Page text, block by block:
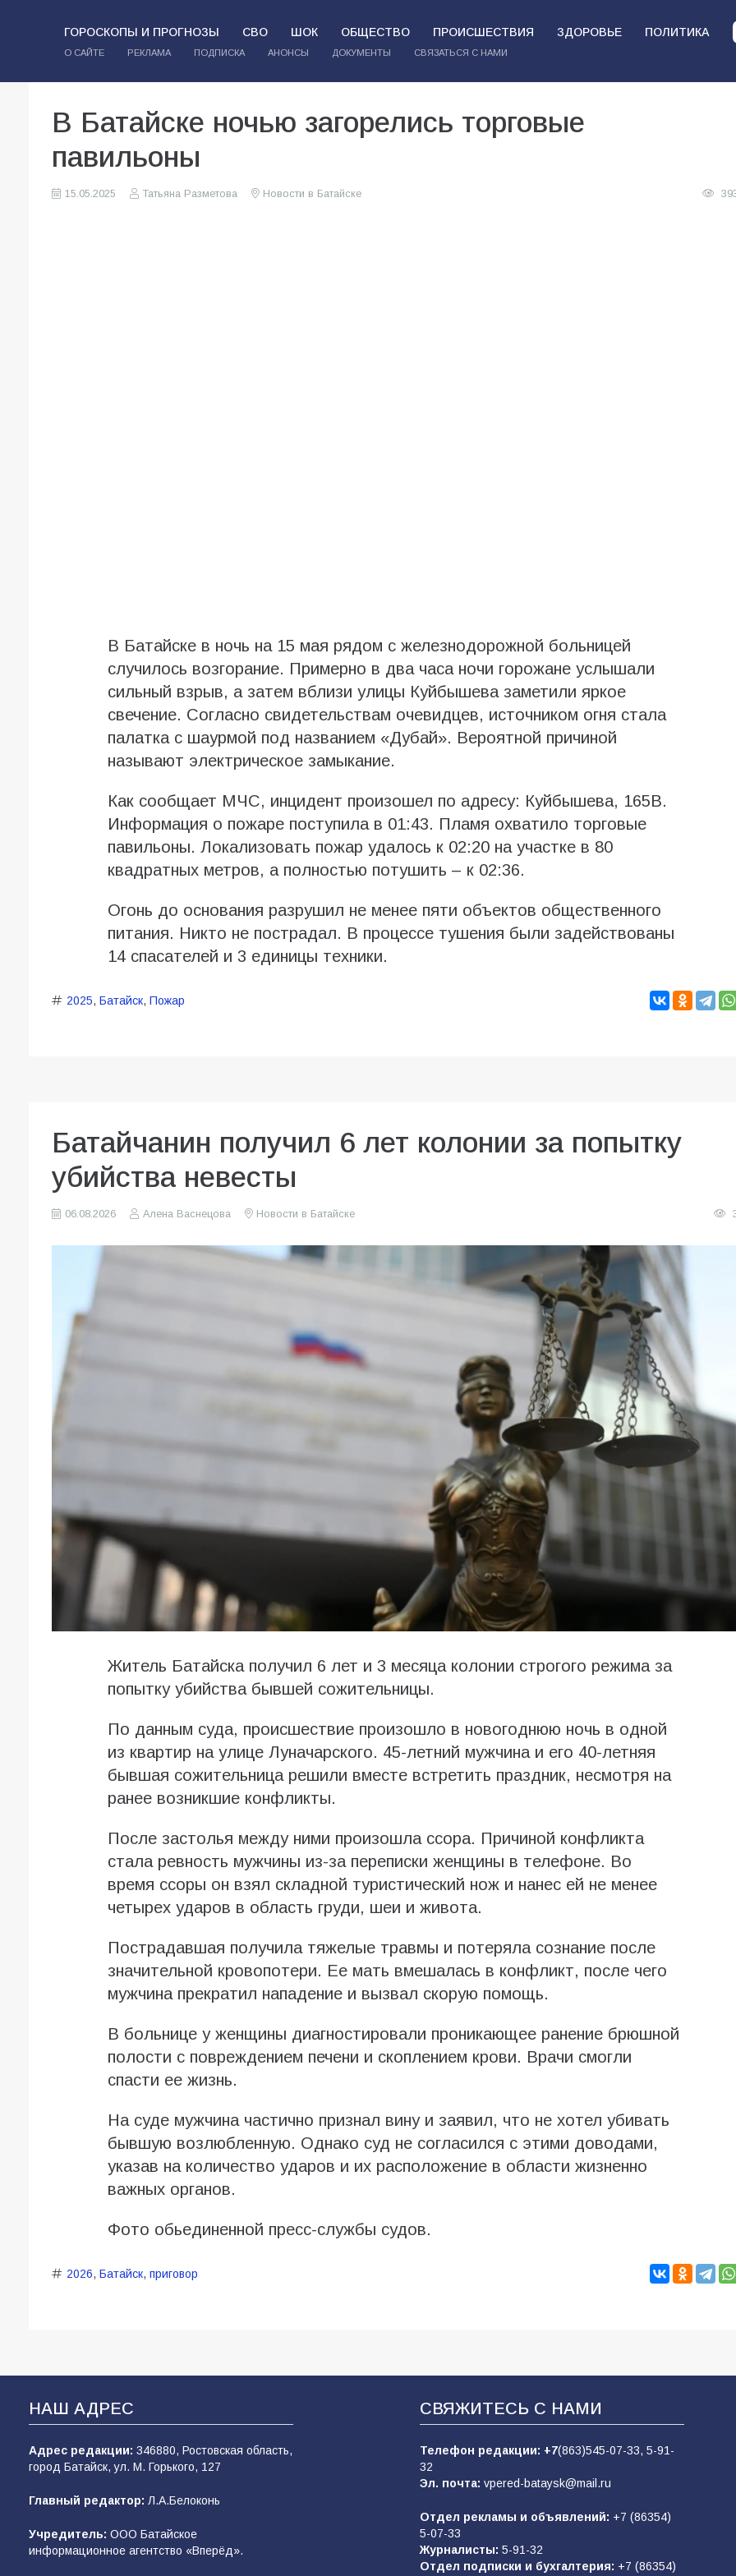
ГОРОСКОПЫ И ПРОГНОЗЫ СВО ШОК ОБЩЕСТВО ПРОИСШЕСТВИЯ ЗДОРОВЬЕ ПОЛИТИКА
О САЙТЕ РЕКЛАМА ПОДПИСКА АНОНСЫ ДОКУМЕНТЫ СВЯЗАТЬСЯ С НАМИ
В Батайске ночью загорелись торговые
павильоны
15.05.2025 Татьяна Разметова Новости в Батайске
В Батайске в ночь на 15 мая рядом с железнодорожной больницей
случилось возгорание. Примерно в два часа ночи горожане услышали
сильный взрыв, а затем вблизи улицы Куйбышева заметили яркое
свечение. Согласно свидетельствам очевидцев, источником огня стала
палатка с шаурмой под названием «Дубай». Вероятной причиной
называют электрическое замыкание.
Как сообщает МЧС, инцидент произошел по адресу: Куйбышева, 165В.
Информация о пожаре поступила в 01:43. Пламя охватило торговые
павильоны. Локализовать пожар удалось к 02:20 на участке в 80
квадратных метров, а полностью потушить – к 02:36.
Огонь до основания разрушил не менее пяти объектов общественного
питания. Никто не пострадал. В процессе тушения были задействованы
14 спасателей и 3 единицы техники.
2025, Батайск, Пожар
Батайчанин получил 6 лет колонии за попытку
убийства невесты
06.08.2026 Алена Васнецова Новости в Батайске
Житель Батайска получил 6 лет и 3 месяца колонии строгого режима за
попытку убийства бывшей сожительницы.
По данным суда, происшествие произошло в новогоднюю ночь в одной
из квартир на улице Луначарского. 45-летний мужчина и его 40-летняя
бывшая сожительница решили вместе встретить праздник, несмотря на
ранее возникшие конфликты.
После застолья между ними произошла ссора. Причиной конфликта
стала ревность мужчины из-за переписки женщины в телефоне. Во
время ссоры он взял складной туристический нож и нанес ей не менее
четырех ударов в область груди, шеи и живота.
Пострадавшая получила тяжелые травмы и потеряла сознание после
значительной кровопотери. Ее мать вмешалась в конфликт, после чего
мужчина прекратил нападение и вызвал скорую помощь.
В больнице у женщины диагностировали проникающее ранение брюшной
полости с повреждением печени и скоплением крови. Врачи смогли
спасти ее жизнь.
На суде мужчина частично признал вину и заявил, что не хотел убивать
бывшую возлюбленную. Однако суд не согласился с этими доводами,
указав на количество ударов и их расположение в области жизненно
важных органов.
Фото обьединенной пресс-службы судов.
2026, Батайск, приговор
НАШ АДРЕС
Адрес редакции: 346880, Ростовская область,
город Батайск, ул. М. Горького, 127
Главный редактор: Л.А.Белоконь
Учредитель: ООО Батайское
информационное агентство «Вперёд».
СВЯЖИТЕСЬ С НАМИ
Телефон редакции: +7(863)545-07-33, 5-91-
32
Эл. почта: vpered-bataysk@mail.ru
Отдел рекламы и объявлений: +7 (86354)
5-07-33
Журналисты: 5-91-32
Отдел подписки и бухгалтерия: +7 (86354)